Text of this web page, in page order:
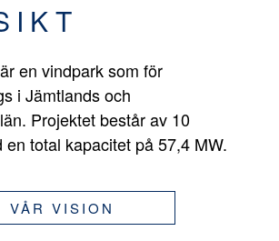
en vindpark som för
i Jämtlands och
Projektet består av 10
total kapacitet på 57,4 MW.
VÅR VISION